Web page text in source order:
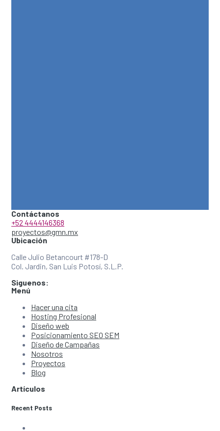
Contáctanos
+52 4444146368
proyectos@gmn.mx
Ubicación
Calle Julio Betancourt #178-D
Col. Jardin, San Luis Potosí, S.L.P.
Siguenos:
Menú
Hacer una cita
Hosting Profesional
Diseño web
Posicionamiento SEO SEM
Diseño de Campañas
Nosotros
Proyectos
Blog
Artículos
Recent Posts